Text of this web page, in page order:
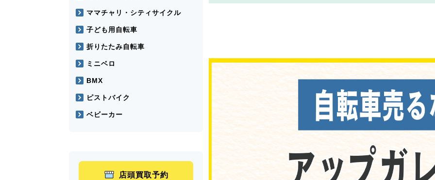
ママチャリ・シティサイクル
子ども用自転車
折りたたみ自転車
ミニベロ
BMX
ピストバイク
ベビーカー
店頭買取予約